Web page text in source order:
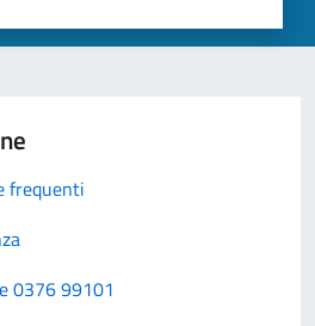
frequenti
0376 99101